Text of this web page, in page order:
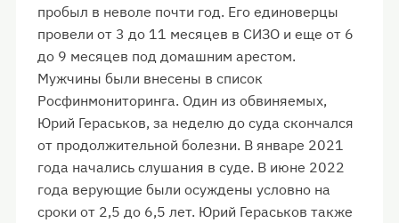
пробыл в неволе почти год. Его единоверцы
провели от 3 до 11 месяцев в СИЗО и еще от 6
до 9 месяцев под домашним арестом.
Мужчины были внесены в список
Росфинмониторинга. Один из обвиняемых,
Юрий Гераськов, за неделю до суда скончался
от продолжительной болезни. В январе 2021
года начались слушания в суде. В июне 2022
года верующие были осуждены условно на
сроки от 2,5 до 6,5 лет. Юрий Гераськов также